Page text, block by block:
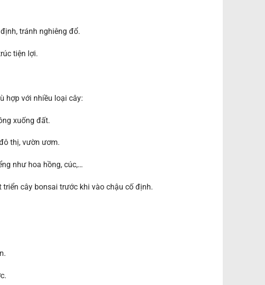
tránh nghiêng đổ.
tiện lợi.
hợp với nhiều loại cây:
xuống đất.
thị, vườn ươm.
như hoa hồng, cúc,…
cây bonsai trước khi vào chậu cố định.